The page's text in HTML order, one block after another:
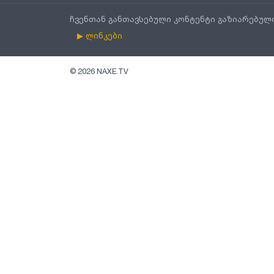
ჩვენთან განთავსებული კონტენტი
▶ ლინკები
© 2026 NAXE.TV